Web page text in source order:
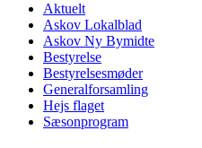
Aktuelt
Askov Lokalblad
Askov Ny Bymidte
Bestyrelse
Bestyrelsesmøder
Generalforsamling
Hejs flaget
Sæsonprogram